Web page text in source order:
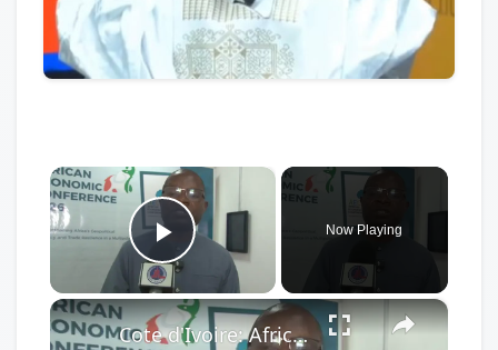
×
Play Video
Now Playing
×
Cote d'Ivoire: African Economic Conference focuses on development opportunities in multipolar world.